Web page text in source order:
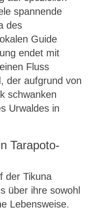
spannende
des
Guide
endet mit
Fluss
der aufgrund von
schwanken
Urwaldes in
Tarapoto-
der Tikuna
über ihre sowohl
Lebensweise.